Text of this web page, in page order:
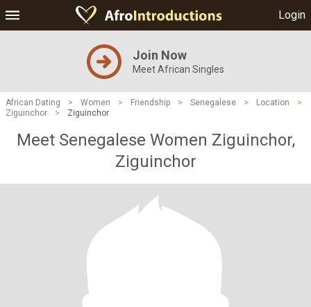
Login
Join Now
Meet African Singles
African Dating > Women > Friendship > Senegalese > Location
>
Ziguinchor
> Ziguinchor
Meet Senegalese Women Ziguinchor,
Ziguinchor